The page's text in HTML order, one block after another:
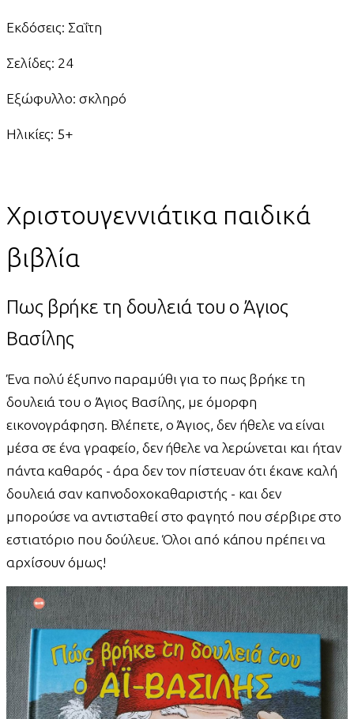
Εκδόσεις: Σαΐτη
Σελίδες: 24
Εξώφυλλο: σκληρό
Ηλικίες: 5+
Χριστουγεννιάτικα παιδικά
βιβλία
Πως βρήκε τη δουλειά του ο Άγιος
Βασίλης
Ένα πολύ έξυπνο παραμύθι για το πως βρήκε τη
δουλειά του ο Άγιος Βασίλης, με όμορφη
εικονογράφηση. Βλέπετε, ο Άγιος, δεν ήθελε να είναι
μέσα σε ένα γραφείο, δεν ήθελε να λερώνεται και ήταν
πάντα καθαρός - άρα δεν τον πίστευαν ότι έκανε καλή
δουλειά σαν καπνοδοχοκαθαριστής - και δεν
μπορούσε να αντισταθεί στο φαγητό που σέρβιρε στο
εστιατόριο που δούλευε. Όλοι από κάπου πρέπει να
αρχίσουν όμως!